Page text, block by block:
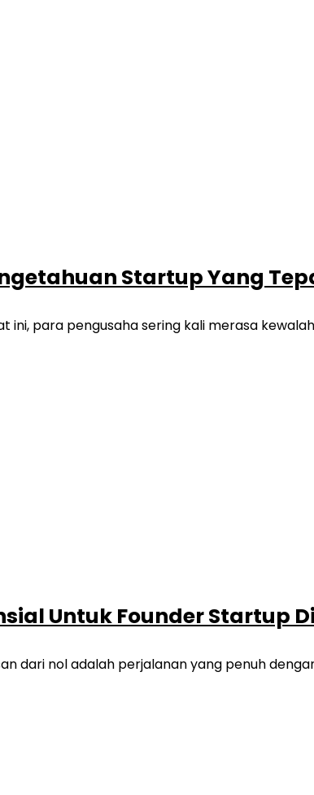
Startup Yang
ini, para pengusaha sering kali merasa
Untuk Founder Startup
dari nol adalah perjalanan yang penuh